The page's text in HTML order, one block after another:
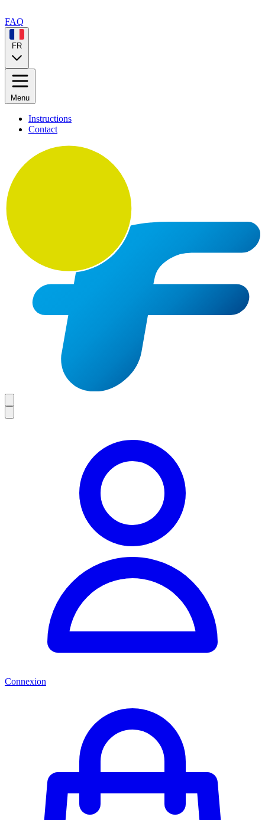
FAQ
FR
Menu
Instructions
Contact
Connexion